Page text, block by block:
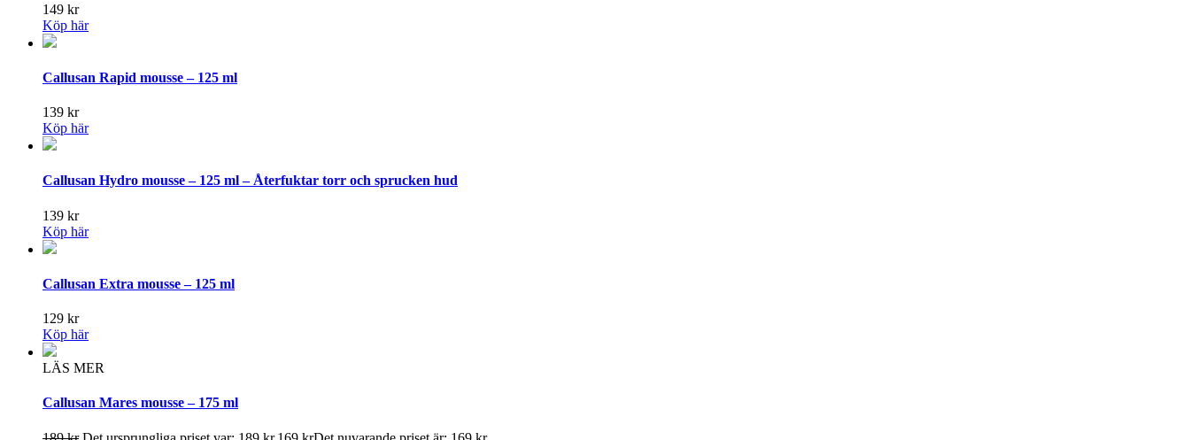
149 kr
Köp här
Callusan Rapid mousse – 125 ml
139 kr
Köp här
Callusan Hydro mousse – 125 ml – Återfuktar torr och sprucken hud
139 kr
Köp här
Callusan Extra mousse – 125 ml
129 kr
Köp här
LÄS MER
Callusan Mares mousse – 175 ml